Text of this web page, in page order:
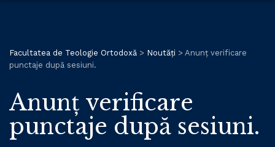
Facultatea de Teologie Ortodoxă > Noutăți > Anunț verificare
punctaje după sesiuni.
Anunț verificare
punctaje după sesiuni.